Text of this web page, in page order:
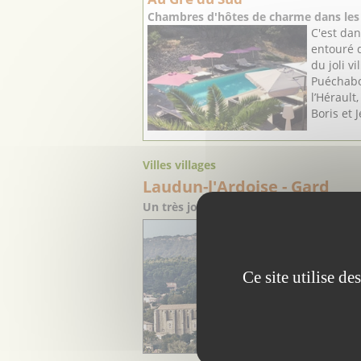
Chambres d'hôtes de charme dans
C'est
entouré
du joli
Boris et
Villes villages
Laudun-l'Ardoise- Gard
Un très joli village médiéval au cœur
Ce site utilise